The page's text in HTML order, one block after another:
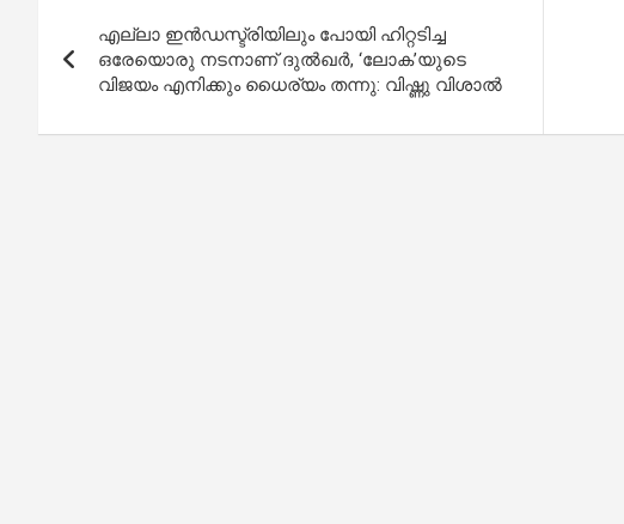
navigation
എല്ലാ ഇൻഡസ്ട്രിയിലും പോയി ഹിറ്റടിച്ച
ഒരേയൊരു നടനാണ് ദുൽഖർ, ‘ലോക’യുടെ
വിജയം എനിക്കും ധൈര്യം തന്നു: വിഷ്ണു വിശാൽ